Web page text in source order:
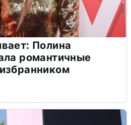
Полина
романтичные